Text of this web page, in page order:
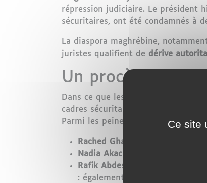
répression judiciaire. Le président
sécuritaires, ont été condamnés à
La diaspora maghrébine,
juristes qualifient de dérive
Un procès sous
Dans ce que les médias tunisiens
cadres sécuritaires ou anciens
Parmi les peines les plus lourdes :
Rached Ghannouchi
Nadia Akacha
Rafik Abdessalem
(ex-ministre,
: également
Ce site